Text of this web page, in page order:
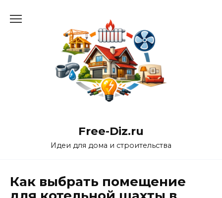
Free-Diz.ru
Идеи для дома и строительства
Как выбрать помещение